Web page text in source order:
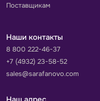
Поставщикам
Наши контакты
8 800 222-46-37
+7 (4932) 23-58-52
sales@sarafanovo.com